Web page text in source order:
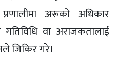
अरूको अधिकार
वा अराजकतालाई
जिकिर गरे।